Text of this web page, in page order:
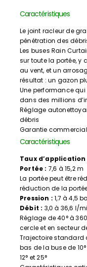
Caractéristiques
Le joint racleur de
pénétration des
Les buses Rain
sur toute la portée, y
au vent, et un
résultat : un gazon
Une performance
dans des millions
Réglage
débris
Garantie
Caractéristiques
Taux d’application
Portée : 7,6 à 15,2 m
La portée peut être
réduction de la
Pression : 1,7 à 4,5
Débit : 3,0 à 36,6 l/
Réglage de 40° à
cercle et en secteur
Trajectoire standard
bas de la buse de
12° et 25°